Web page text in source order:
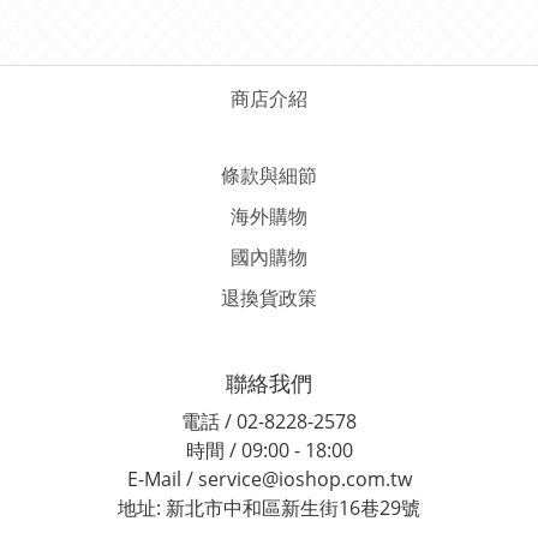
商店介紹
條款與細節
海外購物
國內購物
退換貨政策
聯絡我們
電話 / 02-8228-2578
時間 / 09:00 - 18:00
E-Mail / service@ioshop.com.tw
地址: 新北市中和區新生街16巷29號